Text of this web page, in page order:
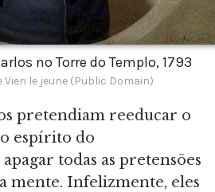
no Torre do Templo, 1793
Vien le jeune (Public Domain)
pretendiam reeducar o
espírito do
todas as pretensões
mente. Infelizmente, eles